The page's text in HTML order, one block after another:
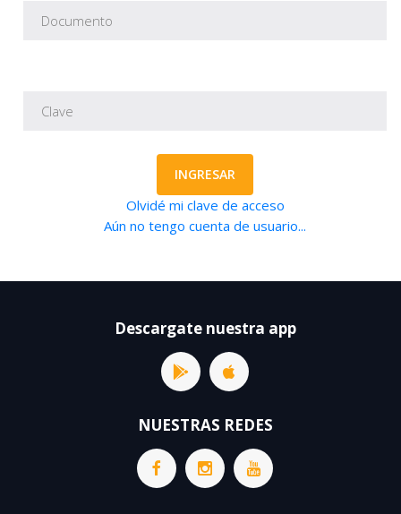
INGRESAR
Olvidé mi clave de acceso
Aún no tengo cuenta de usuario...
Descargate nuestra app
NUESTRAS REDES